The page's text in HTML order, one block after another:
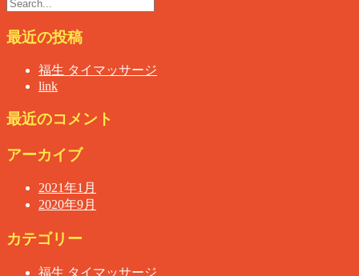
最近の投稿
福生 タイマッサージ
link
最近のコメント
アーカイブ
2021年1月
2020年9月
カテゴリー
福生 タイマッサージ